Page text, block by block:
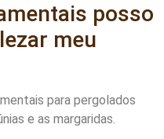
posso
meu
para pergolados
e as margaridas.